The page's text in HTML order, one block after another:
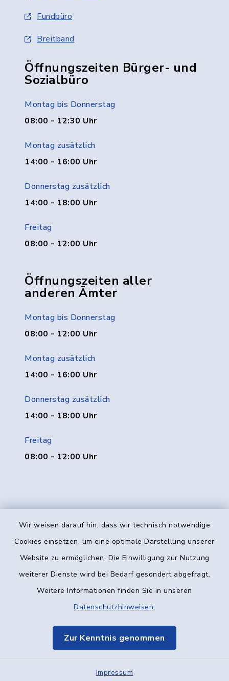
Wir weisen darauf hin, dass wir technisch notwendige
Cookies einsetzen, um eine optimale Darstellung unserer
Website zu ermöglichen. Die Einwilligung zur Nutzung
weiterer Dienste wird bei Bedarf gesondert abgefragt.
Weitere Informationen finden Sie in unseren
Datenschutzhinweisen.
Zur Kenntnis genommen
Impressum
Fundbüro
Breitband
Öffnungszeiten Bürger- und
Sozialbüro
Montag bis Donnerstag
08:00 - 12:30 Uhr
Montag zusätzlich
14:00 - 16:00 Uhr
Donnerstag zusätzlich
14:00 - 18:00 Uhr
Freitag
08:00 - 12:00 Uhr
Öffnungszeiten aller
anderen Ämter
Montag bis Donnerstag
08:00 - 12:00 Uhr
Montag zusätzlich
14:00 - 16:00 Uhr
Donnerstag zusätzlich
14:00 - 18:00 Uhr
Freitag
08:00 - 12:00 Uhr
Kontakt
Datenschutz
Elektronische Kommunikation
Sitemap